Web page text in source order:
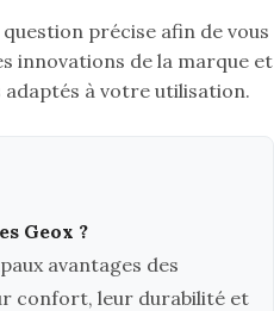
précise afin de vous
innovations de la marque et
adaptés à votre utilisation.
Geox ?
avantages des
confort, leur durabilité et